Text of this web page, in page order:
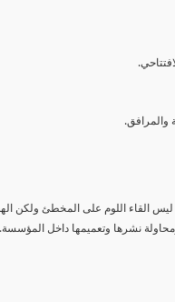
ليس القاء اللوم على المخطئ
نشرها وتعميمها داخل المؤسسة.